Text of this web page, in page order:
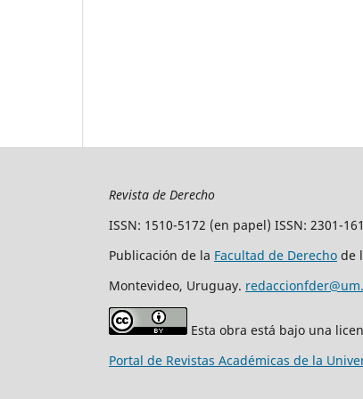
Revista de Derecho
ISSN: 1510-5172 (en papel) ISSN: 2301-
Publicación de la Facultad de Derecho de
Montevideo, Uruguay.
Esta obra está bajo una
Portal de Revistas Académicas de la